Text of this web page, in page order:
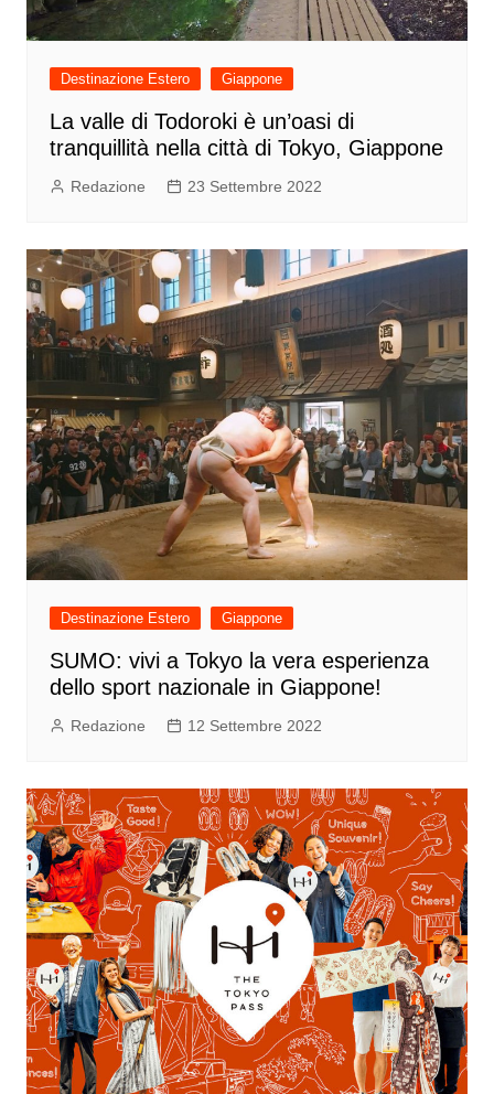
Destinazione Estero Giappone
La valle di Todoroki è un’oasi di
tranquillità nella città di Tokyo, Giappone
Redazione 23 Settembre 2022
Destinazione Estero Giappone
SUMO: vivi a Tokyo la vera esperienza
dello sport nazionale in Giappone!
Redazione 12 Settembre 2022